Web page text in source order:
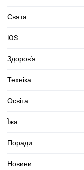
Свята
iOS
Здоров'я
Техніка
Освіта
Їжа
Поради
Новини